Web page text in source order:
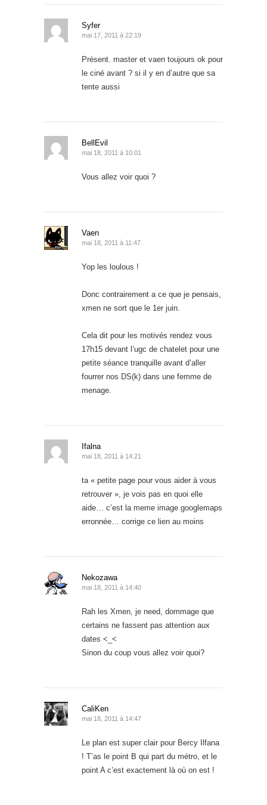
Syfer
mai 17, 2011 à 22:19
Présent. master et vaen toujours ok pour
le ciné avant ? si il y en d’autre que sa
tente aussi
BellEvil
mai 18, 2011 à 10:01
Vous allez voir quoi ?
Vaen
mai 18, 2011 à 11:47
Yop les loulous !
Donc contrairement a ce que je pensais,
xmen ne sort que le 1er juin.
Cela dit pour les motivés rendez vous
17h15 devant l’ugc de chatelet pour une
petite séance tranquille avant d’aller
fourrer nos DS(k) dans une femme de
menage.
Ifalna
mai 18, 2011 à 14:21
ta « petite page pour vous aider à vous
retrouver », je vois pas en quoi elle
aide… c’est la meme image googlemaps
erronnée… corrige ce lien au moins
Nekozawa
mai 18, 2011 à 14:40
Rah les Xmen, je need, dommage que
certains ne fassent pas attention aux
dates <_<
Sinon du coup vous allez voir quoi?
CaliKen
mai 18, 2011 à 14:47
Le plan est super clair pour Bercy Ilfana
! T’as le point B qui part du métro, et le
point A c’est exactement là où on est !